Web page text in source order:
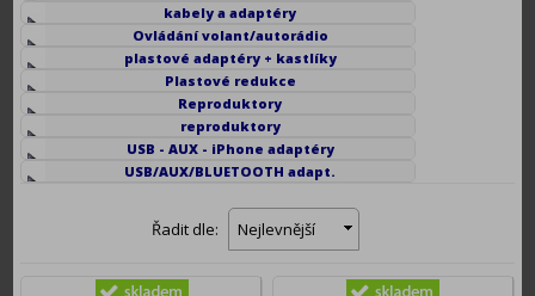
kabely a adaptéry
Ovládání volant/autorádio
plastové adaptéry + kastlíky
Plastové redukce
Reproduktory
reproduktory
USB - AUX - iPhone adaptéry
USB/AUX/BLUETOOTH adapt.
Řadit dle: Nejlevnější